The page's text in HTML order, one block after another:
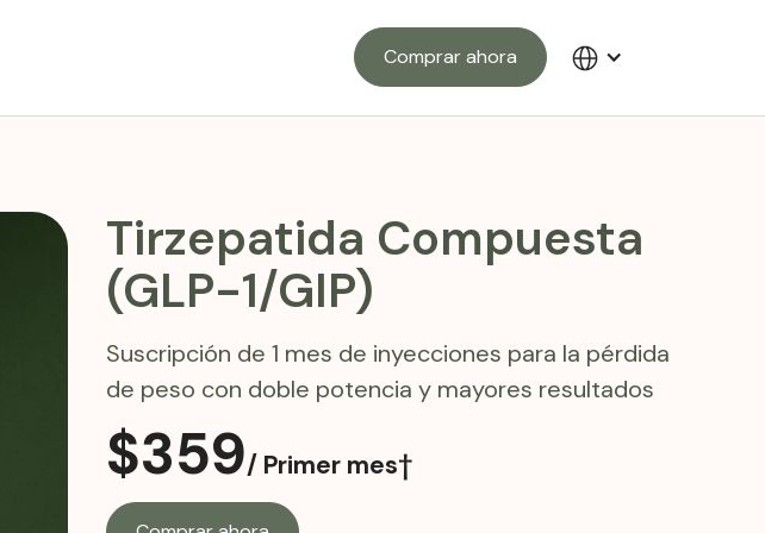
Comprar ahora
Tirzepatida Compuesta
(GLP-1/GIP)
Suscripción de 1 mes de inyecciones para la pérdida
de peso con doble potencia y mayores resultados
$359/ Primer mes†